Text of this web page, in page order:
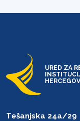
URED ZA
Tešanjska 24a/29